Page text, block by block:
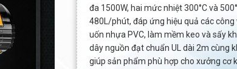
đa 1500W, hai mức nhiệt 300°C và
480L/phút, đáp ứng hiệu quả các công
uốn nhựa PVC, làm mềm keo và sấy
dây nguồn đạt chuẩn UL dài 2m cùng
giúp sản phẩm phù hợp cho xưởng cơ